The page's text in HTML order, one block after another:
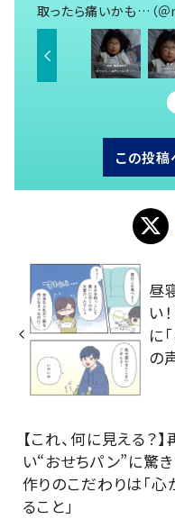
取ったら痛いかも…（
この投稿
昼
い
に
の
【これ、何に見える？
い“おせちパン”に驚
作りのこだわりは「心
ること」